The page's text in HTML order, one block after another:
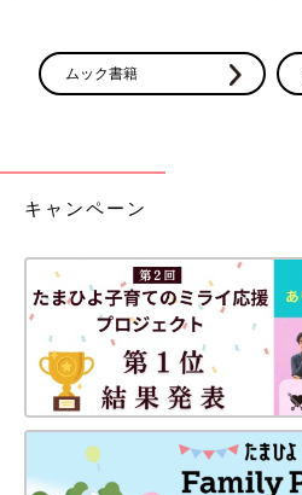
ムック書籍
キャンペーン